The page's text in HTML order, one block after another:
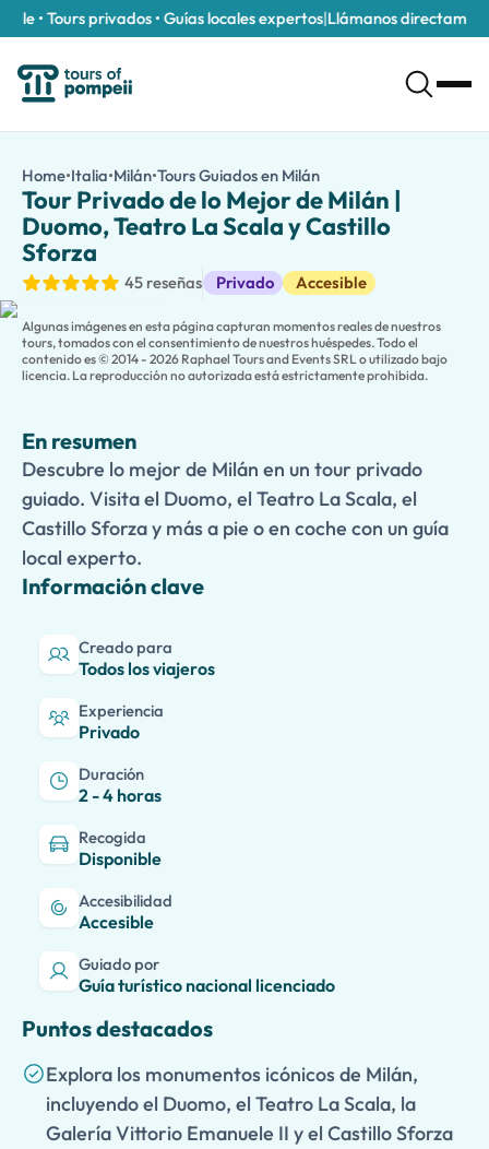
• Tours privados • Guías locales expertos|Llámanos directamente
/es/tours/tour-privado-de-lo-mejor-de-milan-duomo-
Descubre lo mejor de Milán en un tour privado guiado. Visita
Descubre la elegancia, la historia y el ambiente vibrante de la
Este tour es completamente personalizable y puede
Las familias pueden elegir nuestra
¿Quieres descubrir aún más? Extiende tu experiencia con
Home•Italia•Milán•Tours Guiados en MilánTour Privado de lo
Tour Privado de lo Mejor de Milán |
Duomo, Teatro La Scala y Castillo
Sforza
45 reseñas Privado Accesible
Tours Guiados
Algunas imágenes en esta página capturan momentos reales de nuestros
tours, tomados con el consentimiento de nuestros huéspedes. Todo el
contenido es © 2014 - 2026 Raphael Tours and Events SRL o utilizado bajo
licencia. La reproducción no autorizada está estrictamente prohibida.
En resumen
Descubre lo mejor de Milán en un tour privado
guiado. Visita el Duomo, el Teatro La Scala, el
Castillo Sforza y más a pie o en coche con un guía
local experto.
Información clave
Creado para
Todos los viajeros
Experiencia
Privado
Duración
2 - 4 horas
Recogida
Disponible
Accesibilidad
Accesible
Guiado por
Guía turístico nacional licenciado
Puntos destacados
Explora los monumentos icónicos de Milán,
incluyendo el Duomo, el Teatro La Scala, la
Galería Vittorio Emanuele II y el Castillo Sforza